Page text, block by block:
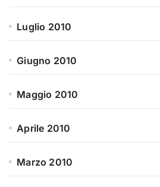
Luglio 2010
Giugno 2010
Maggio 2010
Aprile 2010
Marzo 2010